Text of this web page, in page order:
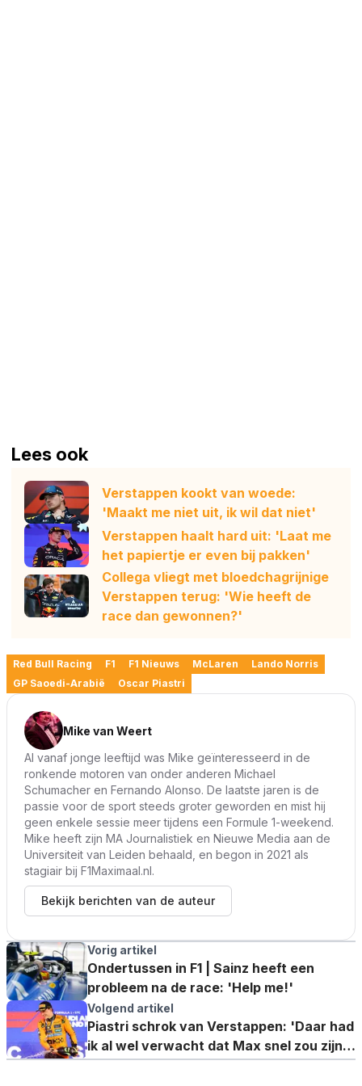
Lees ook
Verstappen kookt van woede:
'Maakt me niet uit, ik wil dat niet'
Verstappen haalt hard uit: 'Laat me
het papiertje er even bij pakken'
Collega vliegt met bloedchagrijnige
Verstappen terug: 'Wie heeft de
race dan gewonnen?'
Red Bull Racing F1 F1 Nieuws McLaren
Lando Norris
GP Saoedi-Arabië
Oscar Piastri
Mike van Weert
Al vanaf jonge leeftijd was Mike geïnteresseerd in de
ronkende motoren van onder anderen Michael
Schumacher en Fernando Alonso. De laatste jaren is de
passie voor de sport steeds groter geworden en mist hij
geen enkele sessie meer tijdens een Formule 1-weekend.
Mike heeft zijn MA Journalistiek en Nieuwe Media aan de
Universiteit van Leiden behaald, en begon in 2021 als
stagiair bij F1Maximaal.nl.
Bekijk berichten van de auteur
Vorig artikel
Ondertussen in F1 | Sainz heeft een
probleem na de race: 'Help me!'
Volgend artikel
Piastri schrok van Verstappen: 'Daar had
ik al wel verwacht dat Max snel zou zijn,
maar in de race...'